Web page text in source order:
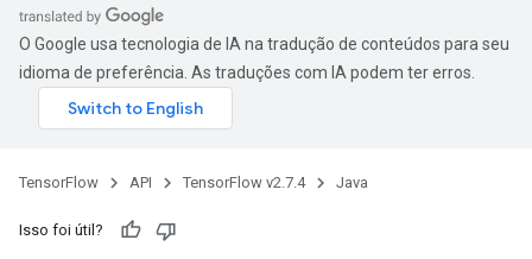
O Google usa tecnologia de IA na tradução de conteúdos para seu
idioma de preferência. As traduções com IA podem ter erros.
TensorFlow API TensorFlow v2.7.4 Java
Isso foi útil?